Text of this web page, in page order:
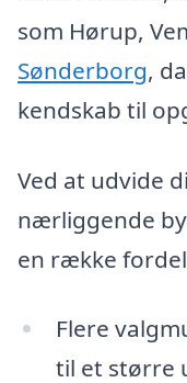
som Hørup,
Sønderborg,
kendskab til
Ved at udvide
nærliggende
en række
Flere
til et større